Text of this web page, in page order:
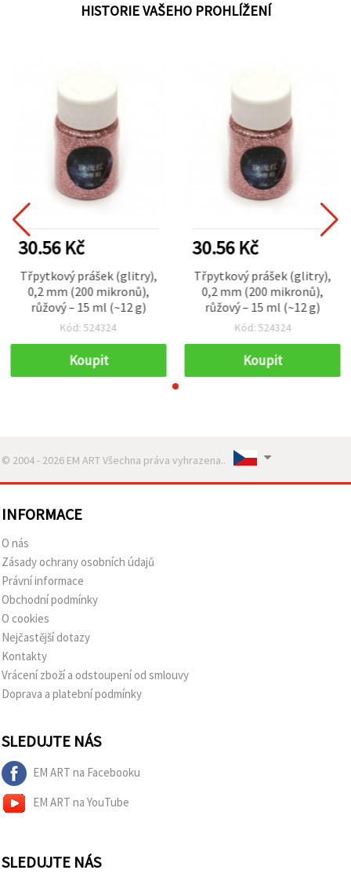
HISTORIE VAŠEHO PROHLÍŽENÍ
30.56 Kč
Třpytkový prášek (glitry),
0,2 mm (200 mikronů),
růžový – 15 ml (~12 g)
Kód: 524324
Koupit
30.56 Kč
Třpytkový prášek (glitry),
0,2 mm (200 mikronů),
růžový – 15 ml (~12 g)
Kód: 524324
Koupit
© 2004 - 2026 EM ART Všechna práva vyhrazena..
INFORMACE
O nás
Zásady ochrany osobních údajů
Právní informace
Obchodní podmínky
O cookies
Nejčastější dotazy
Kontakty
Vrácení zboží a odstoupení od smlouvy
Doprava a platební podmínky
SLEDUJTE NÁS
EM ART na Facebooku
EM ART na YouTube
SLEDUJTE NÁS